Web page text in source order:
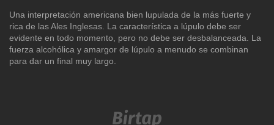
Una interpretación americana bien lupulada de la más fuerte y
rica de las Ales Inglesas. La característica a lúpulo debe ser
evidente en todo momento, pero no debe ser desbalanceada. La
fuerza alcohólica y amargor de lúpulo a menudo se combinan
para dar un final muy largo.